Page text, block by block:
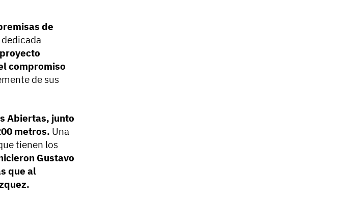
de
proyecto
compromiso
de sus
Abiertas, junto
metros. Una
tienen los
Gustavo
que al